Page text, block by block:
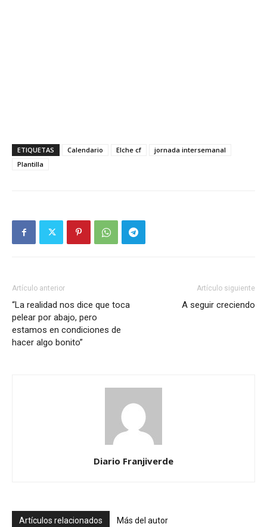
ETIQUETAS Calendario Elche cf
jornada intersemanal
Plantilla
Artículo anterior
“La realidad nos dice que toca
pelear por abajo, pero
estamos en condiciones de
hacer algo bonito”
Artículo siguiente
A seguir creciendo
Diario Franjiverde
Artículos relacionados Más del autor